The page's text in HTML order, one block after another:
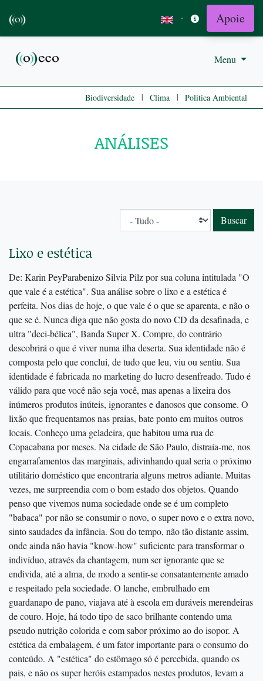
· Apoie
Menu
Biodiversidade | Clima | Politica Ambiental
ANÁLISES
Lixo e estética
De: Karin PeyParabenizo Silvia Pilz por sua coluna intitulada "O
que vale é a estética". Sua análise sobre o lixo e a estética é
perfeita. Nos dias de hoje, o que vale é o que se aparenta, e não o
que se é. Nunca diga que não gosta do novo CD da desafinada, e
ultra "deci-bélica", Banda Super X. Compre, do contrário
descobrirá o que é viver numa ilha deserta. Sua identidade não é
composta pelo que conclui, de tudo que leu, viu ou sentiu. Sua
identidade é fabricada no marketing do lucro desenfreado. Tudo é
válido para que você não seja você, mas apenas a lixeira dos
inúmeros produtos inúteis, ignorantes e danosos que consome. O
lixão que frequentamos nas praias, bate ponto em muitos outros
locais. Conheço uma geladeira, que habitou uma rua de
Copacabana por meses. Na cidade de São Paulo, distraía-me, nos
engarrafamentos das marginais, adivinhando qual seria o próximo
utilitário doméstico que encontraria alguns metros adiante. Muitas
vezes, me surpreendia com o bom estado dos objetos. Quando
penso que vivemos numa sociedade onde se é um completo
"babaca" por não se consumir o novo, o super novo e o extra novo,
sinto saudades da infância. Sou do tempo, não tão distante assim,
onde ainda não havia "know-how" suficiente para transformar o
indivíduo, através da chantagem, num ser ignorante que se
endivida, até a alma, de modo a sentir-se consatantemente amado
e respeitado pela sociedade. O lanche, embrulhado em
guardanapo de pano, viajava até à escola em duráveis merendeiras
de couro. Hoje, há todo tipo de saco brilhante contendo uma
pseudo nutrição colorida e com sabor próximo ao do isopor. A
estética da embalagem, é um fator importante para o consumo do
conteúdo. A "estética" do estômago só é percebida, quando os
pais, e não os super heróis estampados nestes produtos, levam a